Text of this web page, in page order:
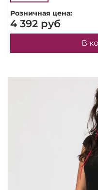
Розничная цена:
4 392 руб
В